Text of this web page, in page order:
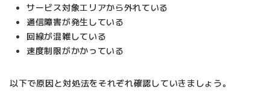
サービス対象エリアから外れている
通信障害が発生している
回線が混雑している
速度制限がかかっている
以下で原因と対処法をそれぞれ確認していきましょう。